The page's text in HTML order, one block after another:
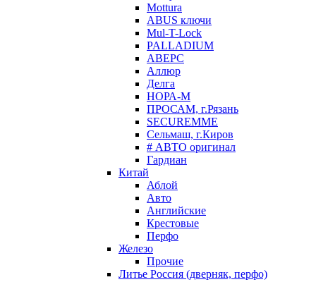
Mottura
ABUS ключи
Mul-T-Lock
PALLADIUM
АВЕРС
Аллюр
Делга
НОРА-М
ПРОСАМ, г.Рязань
SECUREMME
Сельмаш, г.Киров
# АВТО оригинал
Гардиан
Китай
Аблой
Авто
Английские
Крестовые
Перфо
Железо
Прочие
Литье Россия (дверняк, перфо)